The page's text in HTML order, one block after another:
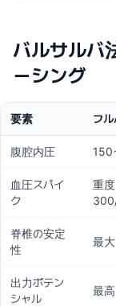
バルサルバ
ーシング
要素 フ
腹腔内圧 150
血圧スパイ
ク
重
脊椎の安定
性
最大
出力ポテン
シャル
最高